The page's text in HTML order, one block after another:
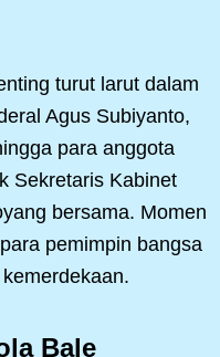
turut larut dalam
Agus Subiyanto,
para anggota
Sekretaris Kabinet
bersama. Momen
pemimpin bangsa
Bale